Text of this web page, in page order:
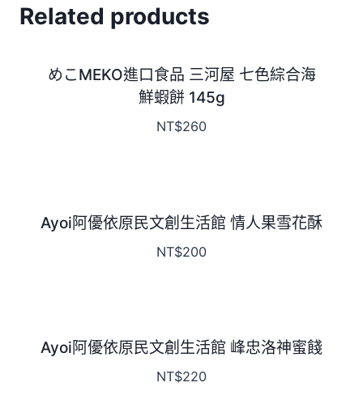
Related products
めこMEKO進口食品 三河屋 七色綜合海
鮮蝦餅 145g
NT$260
Ayoi阿優依原民文創生活館 情人果雪花酥
NT$200
Ayoi阿優依原民文創生活館 峰忠洛神蜜餞
NT$220